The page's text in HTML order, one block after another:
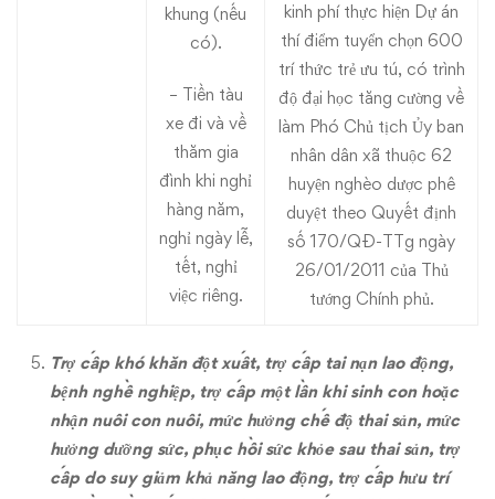
khung (nếu
có).
– Tiền tàu
xe đi và về
thăm gia
đình khi nghỉ
hàng năm,
nghỉ ngày lễ,
tết, nghỉ
việc riêng.
kinh phí thực hiện Dự án
thí điểm tuyển chọn 600
trí thức trẻ ưu tú, có trình
độ đại học tăng cường về
làm Phó Chủ tịch Ủy ban
nhân dân xã thuộc 62
huyện nghèo dược phê
duyệt theo Quyết định
số 170/QĐ-TTg ngày
26/01/2011 của Thủ
tướng Chính phủ.
Trợ cấp khó khăn đột xuất, trợ cấp tai nạn lao động,
bệnh nghề nghiệp, trợ cấp một lần khi sinh con hoặc
nhận nuôi con nuôi, mức hưởng chế độ thai sản, mức
hưởng dưỡng sức, phục hồi sức khỏe sau thai sản, trợ
cấp do suy giảm khả năng lao động, trợ cấp hưu trí